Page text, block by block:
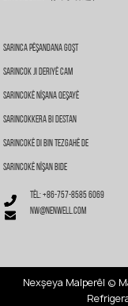
Sarinca Pêşandana Goşt
Sarincok Ji Deriyê Cam
Sarincokê Nîşana Qeşayê
Sarincokkera Bi Destan
Sarincokê Di Bin Tezgahê De
Sarincokê Nîşan Bide
Têl: +86-757-8585 6069
nw@nenwell.com
Nexşeya Malperê| ©